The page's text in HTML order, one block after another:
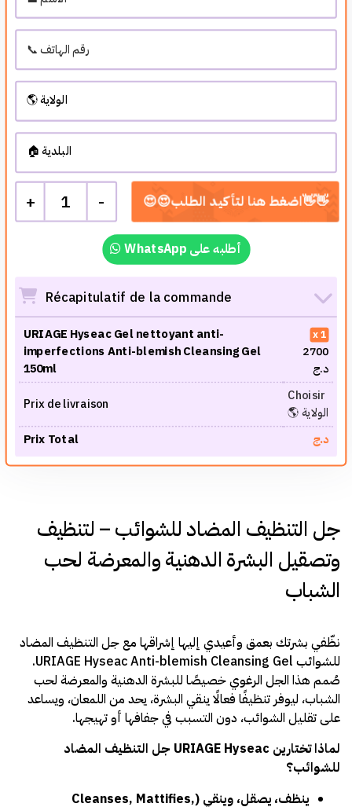
+ 1 -
WhatsApp أطلبه على
Récapitulatif de la commande
URIAGE Hyseac Gel nettoyant anti-
imperfections Anti-blemish Cleansing Gel
150ml
1
2700
د.ج
Prix de livraison Choisir
🌎 الولاية
Prix Total
د.ج
جل التنظيف المضاد للشوائب – لتنظيف
وتصقيل البشرة الدهنية والمعرضة لحب
الشباب
نظّفي بشرتك بعمق وأعيدي إليها إشراقها مع جل التنظيف المضاد
للشوائب URIAGE Hyseac Anti-blemish Cleansing Gel.
صُمم هذا الجل الرغوي خصيصًا للبشرة الدهنية والمعرضة لحب
الشباب، ليوفر تنظيفًا فعالًا ينقي البشرة، يحد من اللمعان، ويساعد
على تقليل الشوائب، دون التسبب في جفافها أو تهيجها.
لماذا تختارين URIAGE Hyseac جل التنظيف المضاد
للشوائب؟
ينظف، يصقل، وينقي (Cleanses, Mattifies,